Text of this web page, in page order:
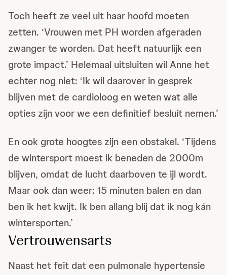
Toch heeft ze veel uit haar hoofd moeten
zetten. ‘Vrouwen met PH worden afgeraden
zwanger te worden. Dat heeft natuurlijk een
grote impact.’ Helemaal uitsluiten wil Anne het
echter nog niet: ‘Ik wil daarover in gesprek
blijven met de cardioloog en weten wat alle
opties zijn voor we een definitief besluit nemen.’
En ook grote hoogtes zijn een obstakel. ‘Tijdens
de wintersport moest ik beneden de 2000m
blijven, omdat de lucht daarboven te ijl wordt.
Maar ook dan weer: 15 minuten balen en dan
ben ik het kwijt. Ik ben allang blij dat ik nog kán
wintersporten.’
Vertrouwensarts
Naast het feit dat een pulmonale hypertensie